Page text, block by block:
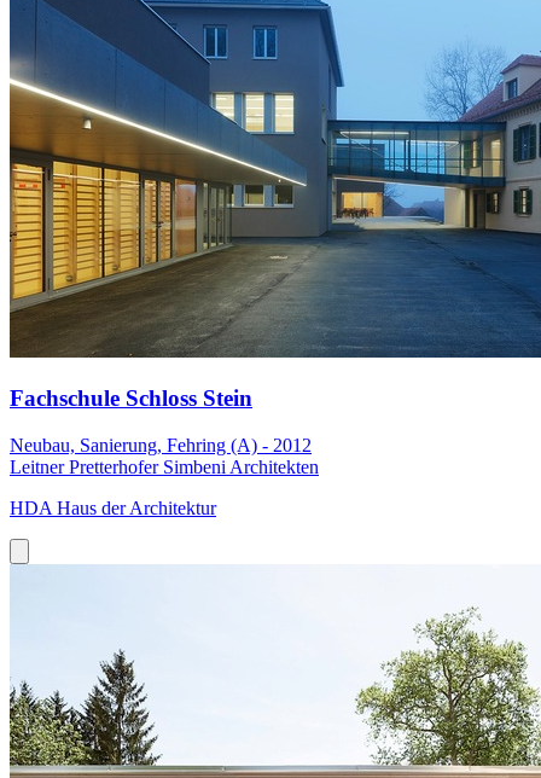
Fachschule Schloss Stein
Neubau, Sanierung, Fehring (A) - 2012
Leitner Pretterhofer Simbeni Architekten
HDA Haus der Architektur